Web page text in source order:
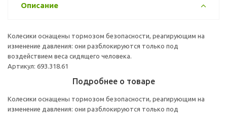
Описание
Колесики оснащены тормозом безопасности, реагирующим на
изменение давления: они разблокируются только под
воздействием веса сидящего человека.
Артикул: 693.318.61
Подробнее о товаре
Колесики оснащены тормозом безопасности, реагирующим на
изменение давления: они разблокируются только под